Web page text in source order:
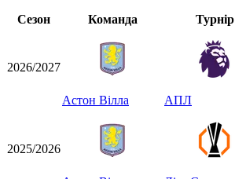
Сезон
Команда Турнір
2026/2027
Астон Вілла АПЛ
2025/2026